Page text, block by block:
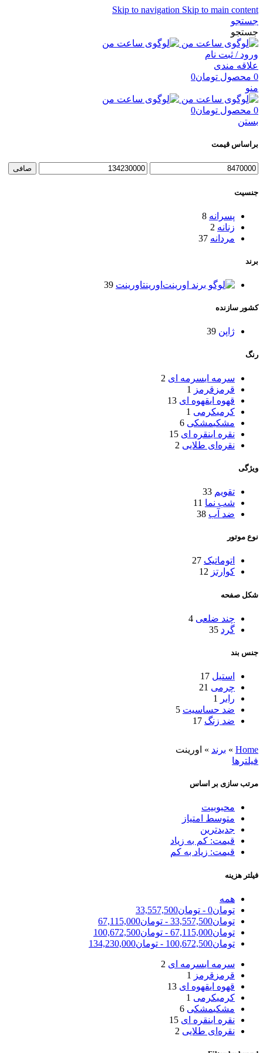
Skip to navigation Skip to main content
جستجو
جستجو
ورود / ثبت نام
علاقه مندی
0 محصول تومان0
منو
0 محصول تومان0
بستن
براساس قیمت
حداقل
حداكثر
صافی
جنسیت
پسرانه 8
زنانه 2
مردانه 37
برند
اورینتاورینت 39
کشور سازنده
ژاپن 39
رنگ
سرمه ایسرمه ای 2
قرمز قرمز
1
قهوه ایقهوه ای 13
کرمیکرمی 1
مشکیمشکی 6
نقره اینقره ای 15
نقره‌ای طلایی 2
ویژگی
تقویم 33
شب‌ نما 11
ضد آب 38
نوع موتور
اتوماتیک 27
کوارتز 12
شکل صفحه
چند ضلعی 4
گرد 35
جنس بند
استیل 17
چرمی 21
رابر
1
ضد‌ حساسیت 5
ضد زنگ 17
Home
» برند » اورینت
فیلترها
مرتب سازی بر اساس
محبوبیت
متوسط امتیاز
جدیدترین
قیمت: کم به زیاد
قیمت: زیاد به کم
فیلتر هزینه
همه
تومان0
- تومان33,557,500
تومان33,557,500
- تومان67,115,000
تومان67,115,000
- تومان100,672,500
تومان100,672,500
- تومان134,230,000
سرمه ایسرمه ای 2
قرمز قرمز
1
قهوه ایقهوه ای 13
کرمیکرمی 1
مشکیمشکی 6
نقره اینقره ای 15
نقره‌ای طلایی 2